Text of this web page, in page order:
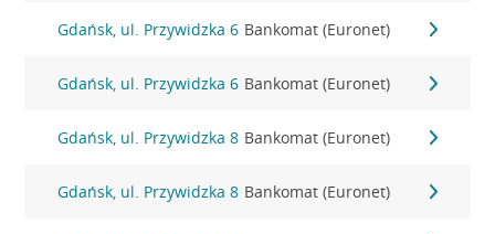
Gdańsk, ul. Przywidzka 6 Bankomat (Euronet)
Gdańsk, ul. Przywidzka 6 Bankomat (Euronet)
Gdańsk, ul. Przywidzka 8 Bankomat (Euronet)
Gdańsk, ul. Przywidzka 8 Bankomat (Euronet)